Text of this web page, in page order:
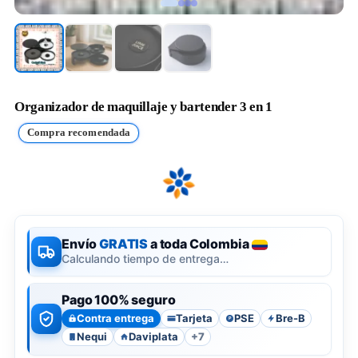
Organizador de maquillaje y bartender 3 en 1
Compra recomendada
EnvíoGRATISa toda Colombia
Calculando tiempo de entrega…
Pago 100% seguro
Contra entrega Tarjeta P PSE
Bre-B
Nequi
Daviplata +7